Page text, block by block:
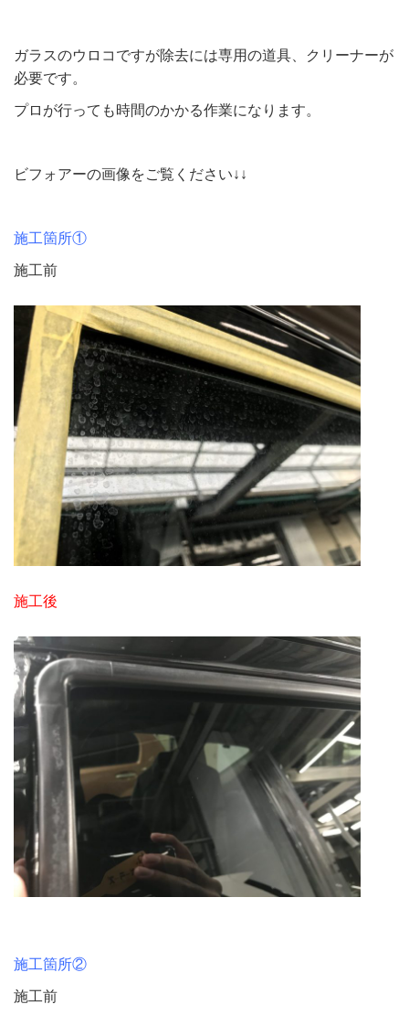
ガラスのウロコですが除去には専用の道具、クリーナーが
必要です。
プロが行っても時間のかかる作業になります。
ビフォアーの画像をご覧ください↓↓
施工箇所①
施工前
施工後
施工箇所②
施工前